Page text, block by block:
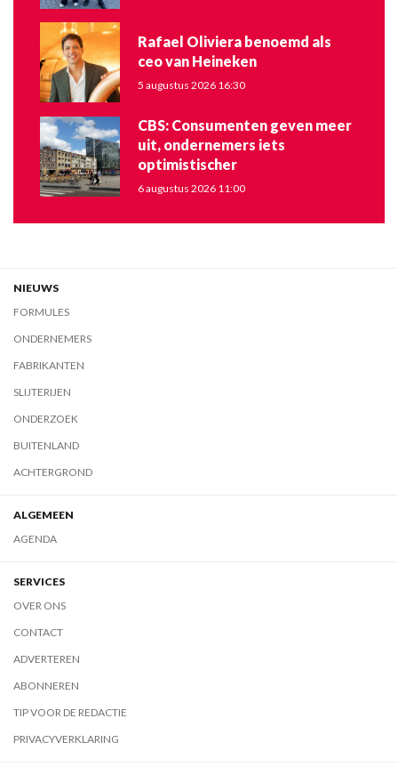
Rafael Oliviera benoemd als
ceo van Heineken
5 augustus 2026 16:30
CBS: Consumenten geven meer
uit, ondernemers iets
optimistischer
6 augustus 2026 11:00
NIEUWS
FORMULES
ONDERNEMERS
FABRIKANTEN
SLIJTERIJEN
ONDERZOEK
BUITENLAND
ACHTERGROND
ALGEMEEN
AGENDA
SERVICES
OVER ONS
CONTACT
ADVERTEREN
ABONNEREN
TIP VOOR DE REDACTIE
PRIVACYVERKLARING